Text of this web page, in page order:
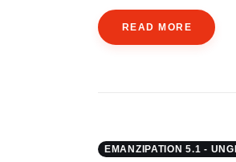
READ MORE
EMANZIPATION 5.1 -